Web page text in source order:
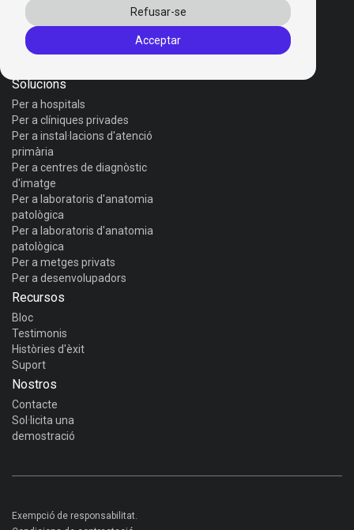
Refusar-se
Acceptar
Invox Dictation
Invox Genesis
Solucions
Per a hospitals
Per a clíniques privades
Per a instal·lacions d'atenció
primària
Per a centres de diagnòstic
d'imatge
Per a laboratoris d'anatomia
patològica
Per a laboratoris d'anatomia
patològica
Per a metges privats
Per a desenvolupadors
Recursos
Bloc
Testimonis
Històries d'èxit
Suport
Nostros
Contacte
Sol·licita una
demostració
Exempció de responsabilitat.